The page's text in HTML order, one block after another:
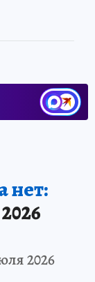
нет:
2026